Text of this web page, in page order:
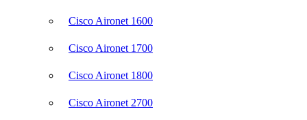
Cisco Aironet 1600
Cisco Aironet 1700
Cisco Aironet 1800
Cisco Aironet 2700